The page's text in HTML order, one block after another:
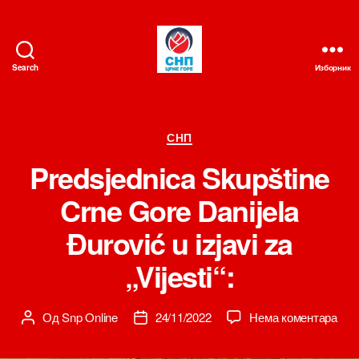
Search Изборник
Категорије
СНП
Predsjednica Skupštine
Crne Gore Danijela
Đurović u izjavi za
„Vijesti“:
Аутор
ОдSnp Online
Датум24/11/2022 Нема коментарана